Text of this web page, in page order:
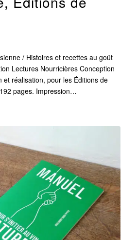
/ Histoires et recettes au goût
Lectures Nourricières Conception
et réalisation, pour les Éditions de
pages. Impression…